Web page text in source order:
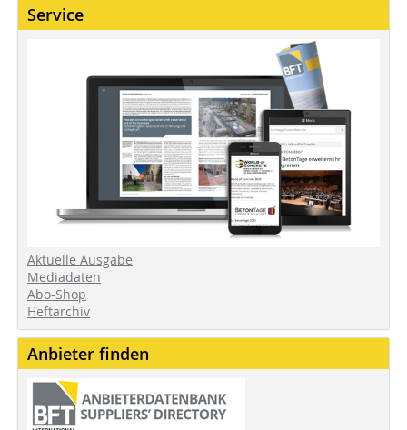
Service
Aktuelle Ausgabe
Mediadaten
Abo-Shop
Heftarchiv
Anbieter finden